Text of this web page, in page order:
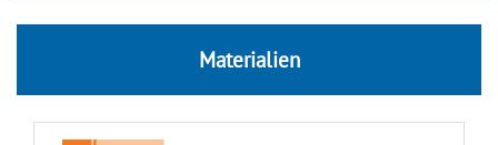
Materialien